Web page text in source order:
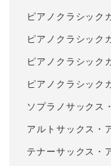
ピアノクラシック
ピアノクラシック
ピアノクラシック
ピアノクラシック
ソプラノサックス
アルトサックス・
テナーサックス・